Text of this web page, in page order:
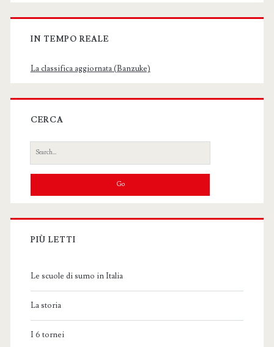
IN TEMPO REALE
La classifica aggiornata (Banzuke)
CERCA
Search
for:
PIÙ LETTI
Le scuole di sumo in Italia
La storia
I 6 tornei